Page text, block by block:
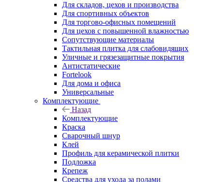
Для складов, цехов и производства
Для спортивных объектов
Для торгово-офисных помещений
Для цехов с повышенной влажностью
Сопутствующие материалы
Тактильная плитка для слабовидящих
Уличные и грязезащитные покрытия
Антистатические
Fortelook
Для дома и офиса
Универсальные
Комплектующие
Назад
Комплектующие
Краска
Сварочный шнур
Клей
Профиль для керамической плитки
Подложка
Крепеж
Средства для ухода за полами